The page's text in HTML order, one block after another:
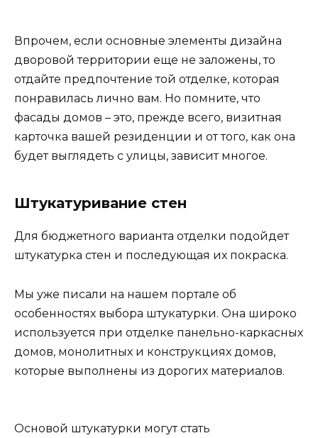
Впрочем, если основные элементы дизайна
дворовой территории еще не заложены, то
отдайте предпочтение той отделке, которая
понравилась лично вам. Но помните, что
фасады домов – это, прежде всего, визитная
карточка вашей резиденции и от того, как она
будет выглядеть с улицы, зависит многое.
Штукатуривание стен
Для бюджетного варианта отделки подойдет
штукатурка стен и последующая их покраска.
Мы уже писали на нашем портале об
особенностях выбора штукатурки. Она широко
используется при отделке панельно-каркасных
домов, монолитных и конструкциях домов,
которые выполнены из дорогих материалов.
Основой штукатурки могут стать